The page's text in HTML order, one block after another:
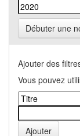
Débuter une
Ajouter des
Vous pouvez